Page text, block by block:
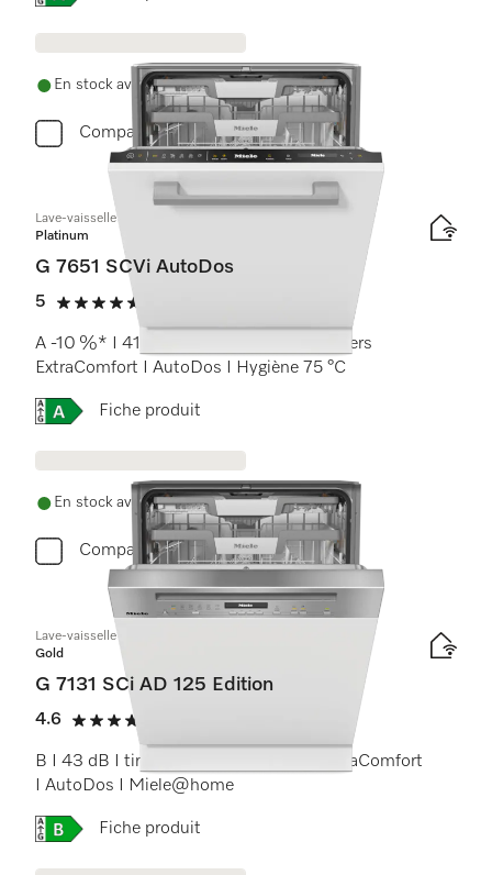
En stock avec livraison gratuite
Comparer
Lave-vaisselle totalement intégrable
Platinum
G 7651 SCVi AutoDos
5
5 étoiles sur 5
A -10 %* I 41 dB I tiroir à couverts I paniers
ExtraComfort I AutoDos I Hygiène 75 °C
Online Label Flag, Étiquette énergétique
Fiche produit
En stock avec livraison gratuite
Comparer
Lave-vaisselle intégré
Gold
G 7131 SCi AD 125 Edition
4.6
4.6 étoiles sur 5
B I 43 dB I tiroir à couverts I paniers ExtraComfort
I AutoDos I Miele@home
Online Label Flag, Étiquette énergétique
Fiche produit